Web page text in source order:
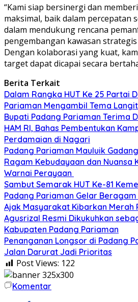
“Kami siap bersinergi dan
maksimal, baik dalam percepatan
dalam mendukung rencana
pengembangan kawasan
Dengan kolaborasi yang kuat,
target dapat dicapai secara
Berita Terkait
Dalam Rangka HUT Ke 25 Partai
Pariaman Mengambil Tema
Bupati Padang Pariaman Terima
HAM RI, Bahas Pembentukan
Perdamaian di Nagari
Padang Pariaman Mauluik
Ragam Kebudayaan dan Nuansa
Warnai Perayaan ‎
Sambut Semarak HUT Ke-81
Padang Pariaman Gelar
Ajak Masyarakat Kibarkan Merah
Agusrizal Resmi Dikukuhkan
Kabupaten Padang ‎Pariaman
Penanganan Longsor di Padang
Jalan Darurat Jadi Prioritas
Post Views: 122
Komentar